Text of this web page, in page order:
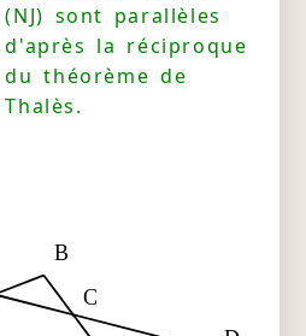
(NJ) sont parallèles
d'après la réciproque
du théorème de
Thalès.
C
B